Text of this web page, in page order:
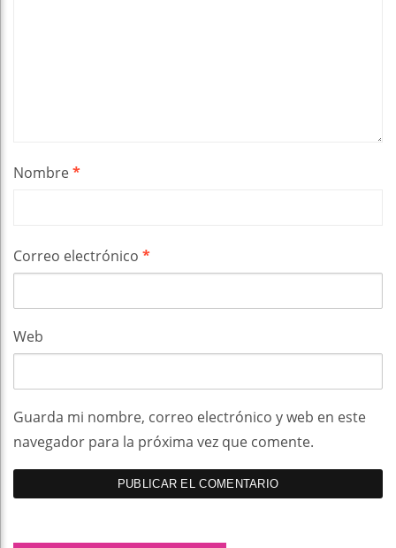
Nombre*
Correo electrónico *
Web
Guarda mi nombre, correo electrónico y web en este
navegador para la próxima vez que comente.